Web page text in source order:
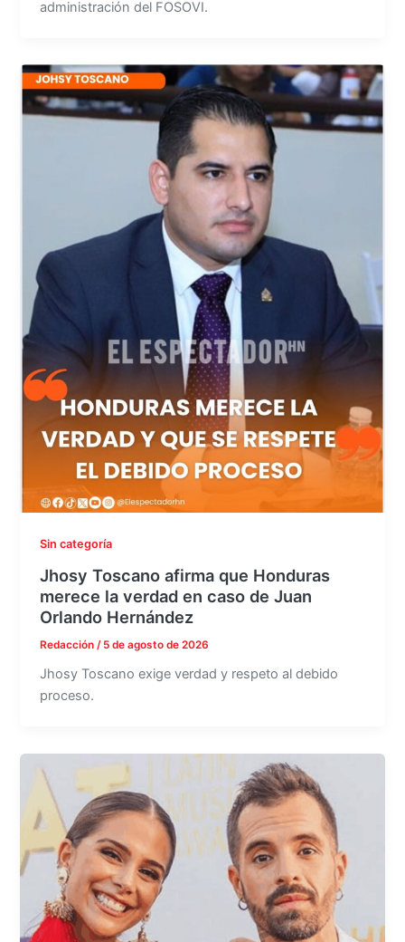
administración del FOSOVI.
Sin categoría
Jhosy Toscano afirma que Honduras
merece la verdad en caso de Juan
Orlando Hernández
Redacción / 5 de agosto de 2026
Jhosy Toscano exige verdad y respeto al debido
proceso.